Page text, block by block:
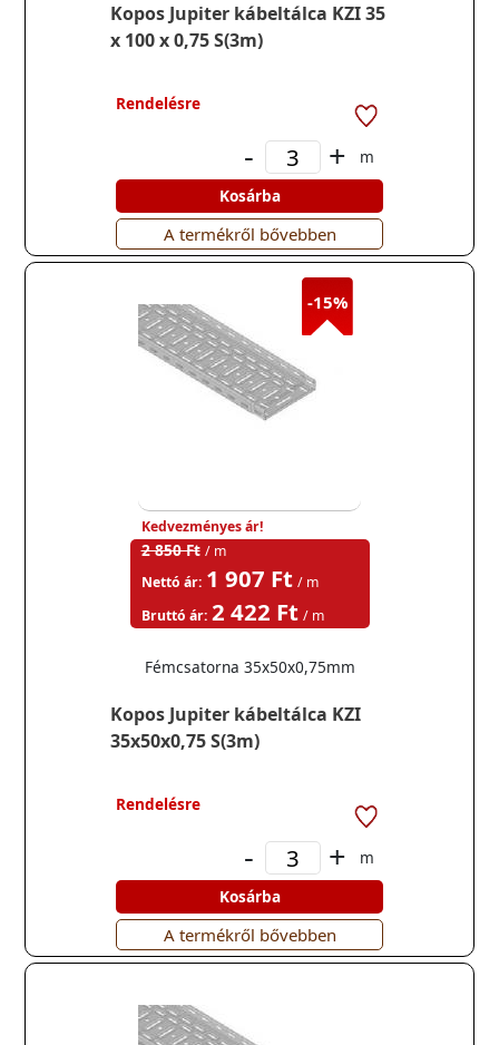
Kopos Jupiter kábeltálca KZI 35
x 100 x 0,75 S(3m)
Rendelésre
- +
m
Kosárba
A termékről bővebben
-15%
Kopos Jupiter kábeltálca KZI
35x50x0,75 S(3m)
Fémcsatorna 35x50x0,75mm
Kedvezményes ár!
2 850 Ft / m
Nettó ár: 1 907 Ft / m
Bruttó ár: 2 422 Ft / m
Rendelésre
- +
m
Kosárba
A termékről bővebben